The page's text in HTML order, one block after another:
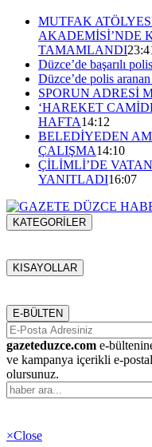
MUTFAK
AKADEMİSİ’NDE
TAMAMLANDI
Düzce’de başarılı
Düzce’de polis
SPORUN ADRESİ
‘HAREKET
HAFTA14:12
BELEDİYEDEN
ÇALIŞMA14:10
ÇİLİMLİ’DE
YANITLADI16:07
KATEGORİLER
KISAYOLLAR
E-BÜLTEN
gazeteduzce.com e-
ve kampanya içerikli e-
olursunuz.
×Close